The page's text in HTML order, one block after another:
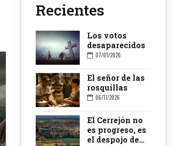
Recientes
07/01/2026
Los votos
desaparecidos
06/11/2026
El señor de las
rosquillas
El Cerrejón no
es progreso, es
el despojo de